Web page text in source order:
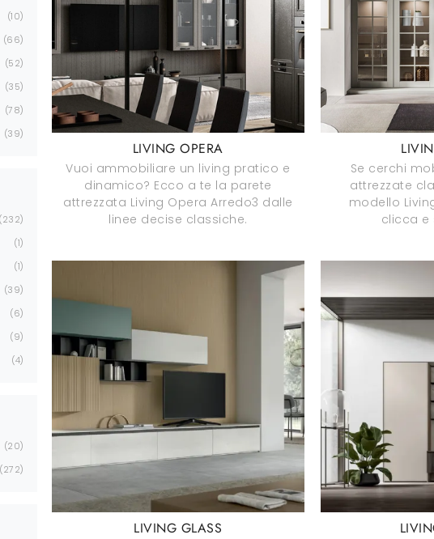
10
66
52
35
78
39
232
1
1
39
6
9
4
20
272
LIVING OPERA
Vuoi ammobiliare un living pratico e
dinamico? Ecco a te la parete
attrezzata Living Opera Arredo3 dalle
linee decise classiche.
Se cerchi
attrezzate
modello
clicca e
LIVING GLASS